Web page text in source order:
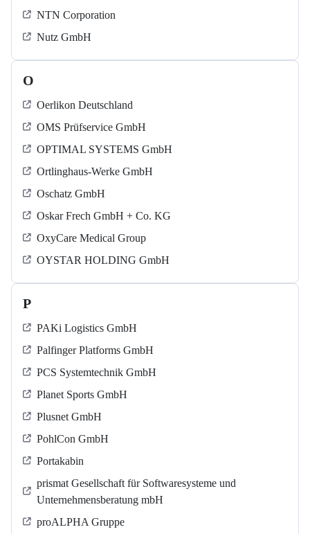
NTN Corporation
Nutz GmbH
O
Oerlikon Deutschland
OMS Prüfservice GmbH
OPTIMAL SYSTEMS GmbH
Ortlinghaus-Werke GmbH
Oschatz GmbH
Oskar Frech GmbH + Co. KG
OxyCare Medical Group
OYSTAR HOLDING GmbH
P
PAKi Logistics GmbH
Palfinger Platforms GmbH
PCS Systemtechnik GmbH
Planet Sports GmbH
Plusnet GmbH
PohlCon GmbH
Portakabin
prismat Gesellschaft für Softwaresysteme und
Unternehmensberatung mbH
proALPHA Gruppe